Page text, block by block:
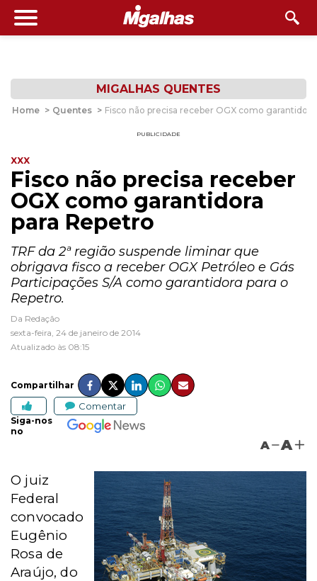
MIGALHAS QUENTES
Home > Quentes > Fisco não precisa receber OGX como
PUBLICIDADE
XXX
Fisco não precisa receber
OGX como garantidora
para Repetro
TRF da 2ª região suspende liminar que
obrigava fisco a receber OGX Petróleo e Gás
Participações S/A como garantidora para o
Repetro.
Da Redação
sexta-feira, 24 de janeiro de 2014
Atualizado às 08:15
Compartilhar
Comentar
Siga-nos
no
A A
O juiz
Federal
convocado
Eugênio
Rosa de
Araújo, do